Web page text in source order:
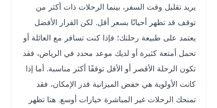
يريد تقليل وقت السفر، بينما الرحلات ذات أكثر من
توقف قد تظهر أحيانًا بسعر أقل. لكن القرار الأفضل
يعتمد على طبيعة رحلتك؛ فإذا كنت تسافر مع العائلة أو
تحمل أمتعة كثيرة أو لديك موعد محدد في الرياض، فقد
تكون الرحلة الأقصر أو الأقل توقفًا أكثر مناسبة. أما إذا
كانت الأولوية هي خفض الميزانية قدر الإمكان، فقد
تمنحك الرحلات غير المباشرة خيارات أوسع. هنا تظهر